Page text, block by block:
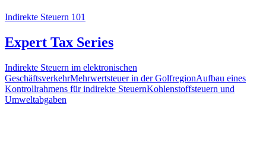
Indirekte Steuern 101
Expert Tax Series
Indirekte Steuern im elektronischen
GeschäftsverkehrMehrwertsteuer in der GolfregionAufbau eines
Kontrollrahmens für indirekte SteuernKohlenstoffsteuern und
Umweltabgaben